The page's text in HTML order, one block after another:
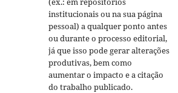
institucionais ou na sua página
pessoal) a qualquer ponto antes
ou durante o processo editorial,
já que isso pode gerar alterações
produtivas, bem como
aumentar o impacto e a citação
do trabalho publicado.